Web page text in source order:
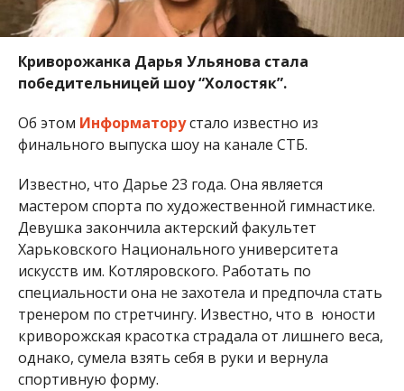
Криворожанка Дарья Ульянова стала
победительницей шоу “Холостяк”.
Об этом Информаторустало известно из
финального выпуска шоу на канале СТБ.
Известно, что Дарье 23 года. Она является
мастером спорта по художественной гимнастике.
Девушка закончила актерский факультет
Харьковского Национального университета
искусств им. Котляровского. Работать по
специальности она не захотела и предпочла стать
тренером по стретчингу. Известно, что в юности
криворожская красотка страдала от лишнего веса,
однако, сумела взять себя в руки и вернула
спортивную форму.